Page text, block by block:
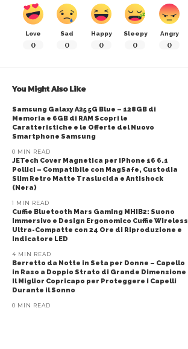
Love
0
Sad
0
Happy
0
Sleepy
0
Angry
0
You Might Also Like
Samsung Galaxy A25 5G Blue – 128GB di
Memoria e 6GB di RAM Scopri le
Caratteristiche e le Offerte del Nuovo
Smartphone Samsung
0 MIN READ
JETech Cover Magnetica per iPhone 16 6.1
Pollici – Compatibile con MagSafe, Custodia
Slim Retro Matte Traslucida e Antishock
(Nera)
1 MIN READ
Cuffie Bluetooth Mars Gaming MHIB2: Suono
Immersivo e Design Ergonomico Cuffie Wireless
Ultra-Compatte con 24 Ore di Riproduzione e
Indicatore LED
4 MIN READ
Berretto da Notte in Seta per Donne – Capello
in Raso a Doppio Strato di Grande Dimensione
Il Miglior Copricapo per Proteggere i Capelli
Durante il Sonno
0 MIN READ